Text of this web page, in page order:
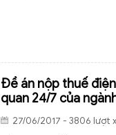
Đề án nộp thuế
quan 24/7 của
27/06/2017 - 3806 lượt